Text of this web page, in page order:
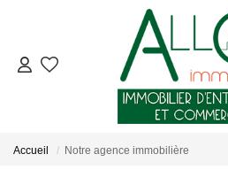
LOUER
Accueil Notre agence immobilière